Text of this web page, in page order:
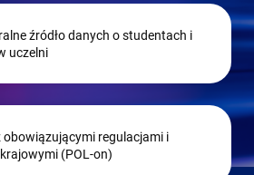
źródło danych o studentach i
uczelni
obowiązującymi regulacjami i
(POL -on)